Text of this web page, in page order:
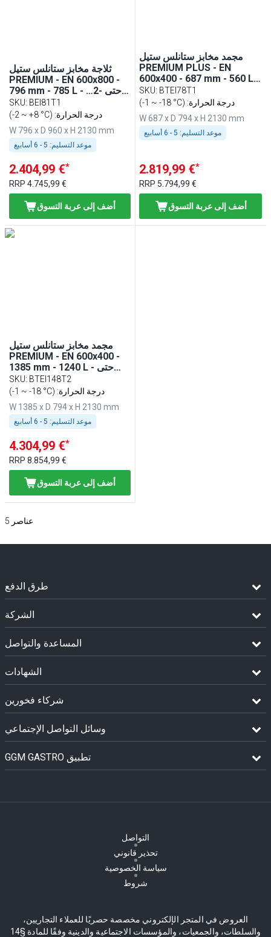
ثلاجة مخابز ستانلس ستيل
PREMIUM - EN 600x800 -
796 mm - 785 L - حتى -2…
+8 °C - مع باب واحد - تبريد
هوائي، شاشة رقمية، HACCP،
كمبروسر عالي الأداء
SKU: BEI81T1
(-2 ~ +8 °C) :درجة الحرارة
W 796 x D 960 x H 2130 mm
موعد التسليم:
2.404,99 €*
RRP 4.745,99 €
أضف إلى عربة التسوق
مجمد مخابز ستانلس ستيل
PREMIUM PLUS - EN
600x400 - 687 mm - 560 L -
SKU: BTEI78T1
(-1 ~ -18 °C) :درجة الحرارة
W 687 x D 794 x H 2130 mm
موعد التسليم:
2.819,99 €*
RRP 5.794,99 €
أضف إلى عربة التسوق
مجمد مخابز ستانلس ستيل
PREMIUM - EN 600x400 -
1385 mm - 1240 L - حتى
-18…-1 °C - مع بابان - توفير
للطاقة، تبريد هوائي، إزالة جليد
تلقائية، شاشة رقمية، HACCP
SKU: BTEI148T2
(-1 ~ -18 °C) :درجة الحرارة
W 1385 x D 794 x H 2130 mm
موعد التسليم:
4.304,99 €*
RRP 8.854,99 €
أضف إلى عربة التسوق
5 عناصر
طرق الدفع
الشركة
المساعدة والتواصل
الشهادات
شركاء فخورين
وسائل التواصل الإجتماعي
GGM GASTRO تطبيق
التواصل
تحذير قانوني
سياسة الخصوصية
شروط
العروض في المتجر الإلكتروني مخصصة حصريًا للعملاء التجاريين،
والسلطات، والجمعيات، والمؤسسات الاجتماعية والدينية وفقًا للمادة §14